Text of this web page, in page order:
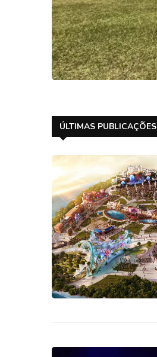
ÚLTIMAS PUBLICAÇÕES